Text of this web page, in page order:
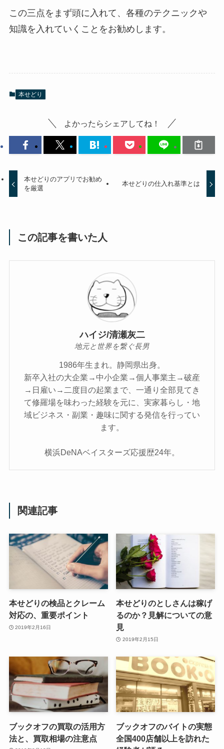
この三点をまず頭に入れて、各種のテクニックや
知識を入れていくことをお勧めします。
本せどり
よかったらシェアしてね！
本せどりのアプリでお勧め
を厳選
本せどりの仕入れ基準とは
この記事を書いた人
ハイジ/清瀬灰二
地元と世界を繋ぐ長男
1986年生まれ。静岡県出身。
新卒入社の大企業→中小企業→個人事業主→破産
→日雇い→二度目の起業まで、一通り全部見てき
て修羅場を味わった経験を元に、実家暮らし・地
域ビジネス・副業・趣味に関する発信を行ってい
ます。
横浜DeNAベイスターズ応援歴24年。
関連記事
本せどりの検品とクレーム
対応の、重要ポイント
2019年2月16日
本せどりのとしさんは稼げ
るのか？見解についての意
見
2019年2月15日
ブックオフの買取の活用方
法と、買取相場の注意点
ブックオフのバイトの実態
全国400店舗以上を訪れた